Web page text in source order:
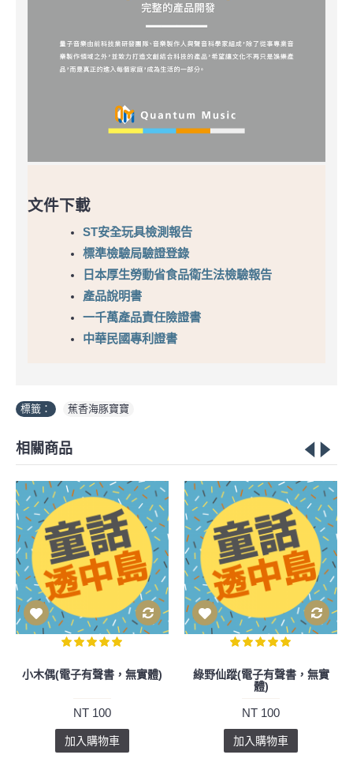
文件下載
ST安全玩具檢測報告
標準檢驗局驗證登錄
日本厚生勞動省食品衛生法檢驗報告
產品說明書
一千萬產品責任險證書
中華民國專利證書
標籤： 蕉香海豚寶寶
相關商品
飛利浦4號香草奶嘴-新生兒
NT 160
加入購物車
[Qbear] Q熊寶貝－寶寶哭
NT 7,500
加入購物車